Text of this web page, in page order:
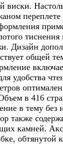
виски.
переплете
Дизайн
общей
удобства
в 416
в тему
также
камней.
обтянутой